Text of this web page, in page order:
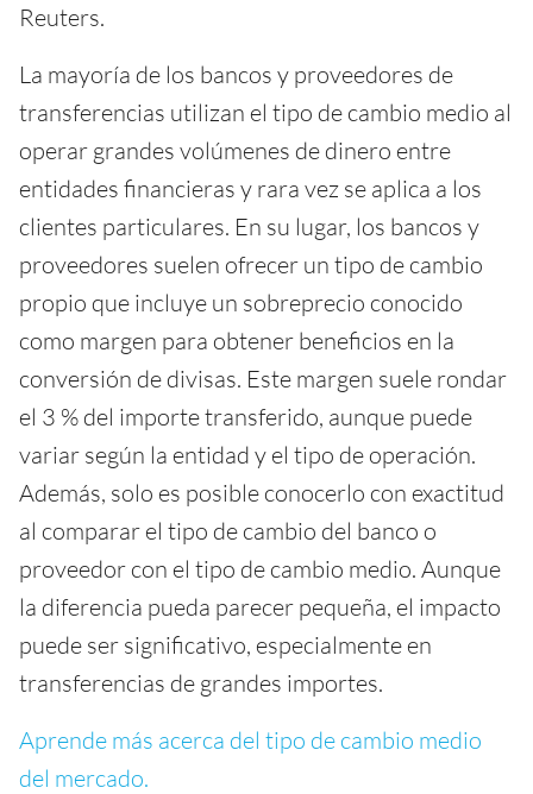
Reuters.
La mayoría de los bancos y proveedores de
transferencias utilizan el tipo de cambio medio al
operar grandes volúmenes de dinero entre
entidades financieras y rara vez se aplica a los
clientes particulares. En su lugar, los bancos y
proveedores suelen ofrecer un tipo de cambio
propio que incluye un sobreprecio conocido
como margen para obtener beneficios en la
conversión de divisas. Este margen suele rondar
el 3 % del importe transferido, aunque puede
variar según la entidad y el tipo de operación.
Además, solo es posible conocerlo con exactitud
al comparar el tipo de cambio del banco o
proveedor con el tipo de cambio medio. Aunque
la diferencia pueda parecer pequeña, el impacto
puede ser significativo, especialmente en
transferencias de grandes importes.
Aprende más acerca del tipo de cambio medio
del mercado.